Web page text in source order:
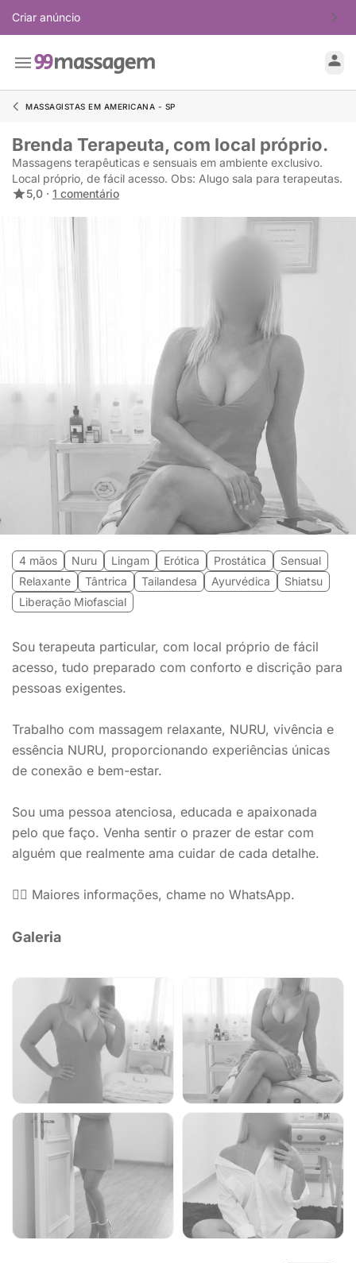
Criar anúncio
MASSAGISTAS EM AMERICANA - SP
Brenda Terapeuta, com local próprio.
Massagens terapêuticas e sensuais em ambiente exclusivo.
Local próprio, de fácil acesso. Obs: Alugo sala para terapeutas.
5,0 · 1 comentário
4 mãos Nuru Lingam Erótica Prostática
Sensual
Relaxante
Tântrica Tailandesa Ayurvédica
Shiatsu
Liberação Miofascial
Sou terapeuta particular, com local próprio de fácil
acesso, tudo preparado com conforto e discrição para
pessoas exigentes.
Trabalho com massagem relaxante, NURU, vivência e
essência NURU, proporcionando experiências únicas
de conexão e bem-estar.
Sou uma pessoa atenciosa, educada e apaixonada
pelo que faço. Venha sentir o prazer de estar com
alguém que realmente ama cuidar de cada detalhe.
💆‍♀️ Maiores informações, chame no WhatsApp.
Galeria